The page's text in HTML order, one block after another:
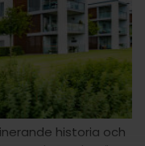
historia och